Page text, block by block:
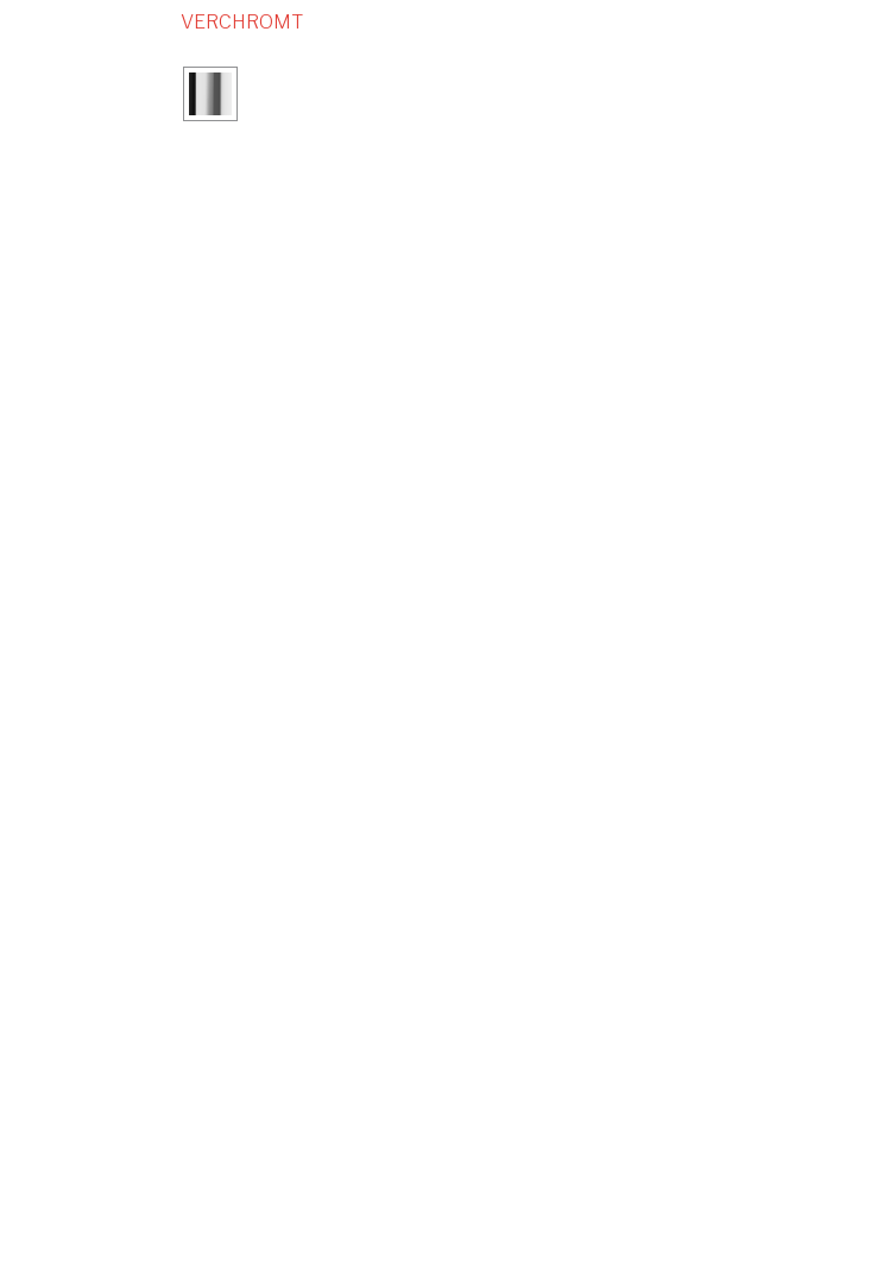
VERCHROMT